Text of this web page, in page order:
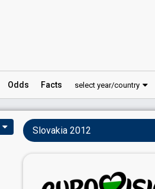
Odds Facts select year/country
Slovakia 2012